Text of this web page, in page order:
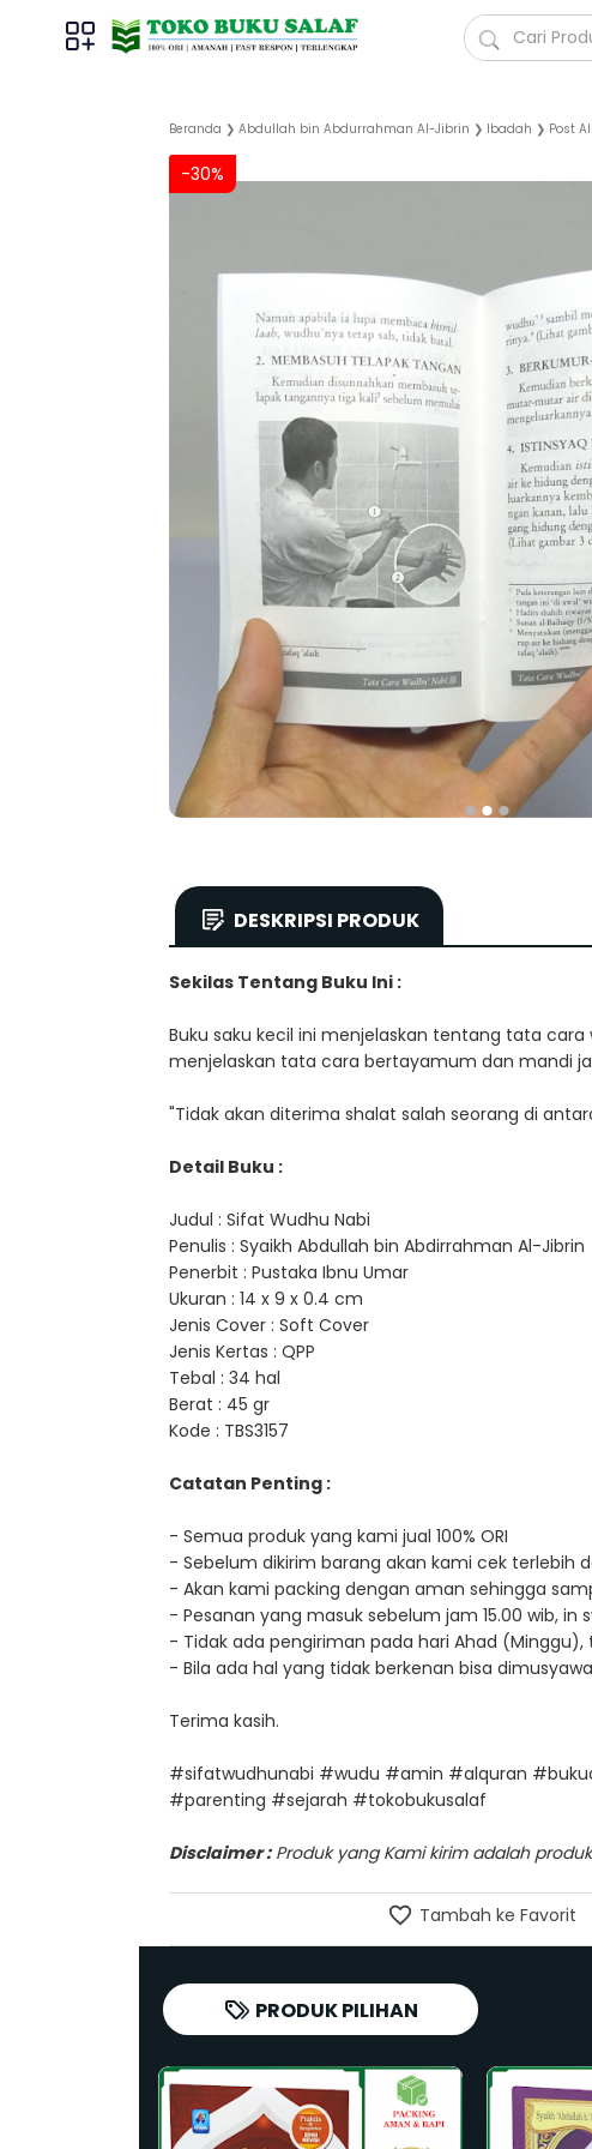
Beranda ❯ Abdullah bin Abdurrahman Al-Jibrin ❯ Ibadah ❯ Post All
-30%
DESKRIPSI PRODUK
Sekilas Tentang Buku Ini :
Buku saku kecil ini menjelaskan tentang tata
menjelaskan tata cara bertayamum dan mandi
"Tidak akan diterima shalat salah seorang di
Detail Buku :
Judul : Sifat Wudhu Nabi
Penulis : Syaikh Abdullah bin Abdirrahman Al-Jibrin
Penerbit : Pustaka Ibnu Umar
Ukuran : 14 x 9 x 0.4 cm
Jenis Cover : Soft Cover
Jenis Kertas : QPP
Tebal : 34 hal
Berat : 45 gr
Kode : TBS3157
Catatan Penting :
- Semua produk yang kami jual 100% ORI
- Sebelum dikirim barang akan kami cek terlebih
- Akan kami packing dengan aman sehingga
- Pesanan yang masuk sebelum jam 15.00 wib, in
- Tidak ada pengiriman pada hari Ahad
- Bila ada hal yang tidak berkenan bisa
Terima kasih.
#sifatwudhunabi #wudu #amin #alquran
#parenting #sejarah #tokobukusalaf
Disclaimer :Produk yang Kami kirim adalah
Tambah ke Favorit
PRODUK PILIHAN